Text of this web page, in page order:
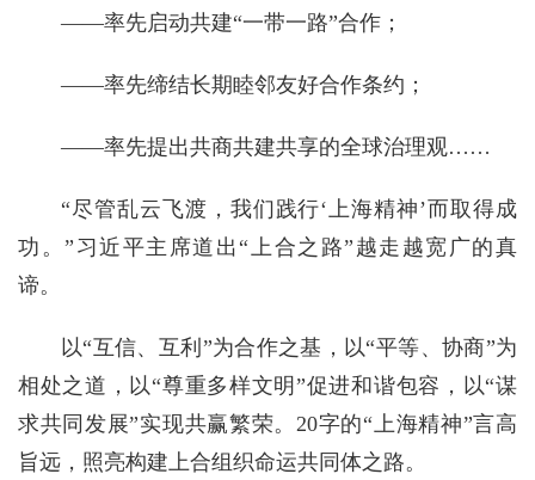
——率先启动共建“一带一路”合作；
——率先缔结长期睦邻友好合作条约；
——率先提出共商共建共享的全球治理观……
“尽管乱云飞渡，我们践行‘上海精神’而取得成
功。”习近平主席道出“上合之路”越走越宽广的真
谛。
以“互信、互利”为合作之基，以“平等、协商”为
相处之道，以“尊重多样文明”促进和谐包容，以“谋
求共同发展”实现共赢繁荣。20字的“上海精神”言高
旨远，照亮构建上合组织命运共同体之路。